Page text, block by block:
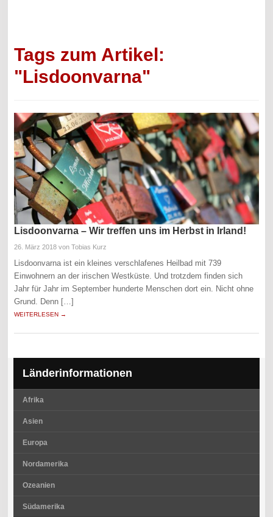
Tags zum Artikel:
"Lisdoonvarna"
Lisdoonvarna – Wir treffen uns im Herbst in Irland!
26. März 2018 von Tobias Kurz
Lisdoonvarna ist ein kleines verschlafenes Heilbad mit 739
Einwohnern an der irischen Westküste. Und trotzdem finden sich
Jahr für Jahr im September hunderte Menschen dort ein. Nicht ohne
Grund. Denn […]
WEITERLESEN →
Länderinformationen
Afrika
Asien
Europa
Nordamerika
Ozeanien
Südamerika